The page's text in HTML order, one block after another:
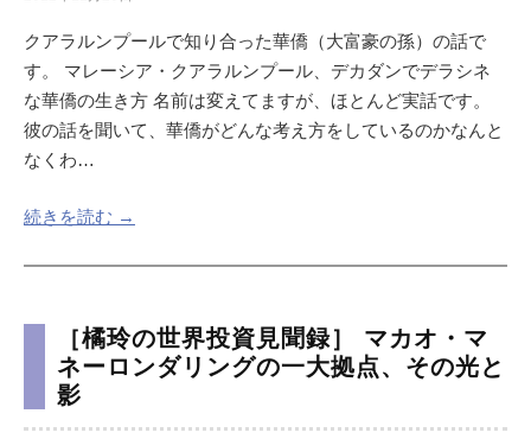
クアラルンプールで知り合った華僑（大富豪の孫）の話で
す。 マレーシア・クアラルンプール、デカダンでデラシネ
な華僑の生き方 名前は変えてますが、ほとんど実話です。
彼の話を聞いて、華僑がどんな考え方をしているのかなんと
なくわ…
続きを読む →
［橘玲の世界投資見聞録］ マカオ・マ
ネーロンダリングの一大拠点、その光と
影